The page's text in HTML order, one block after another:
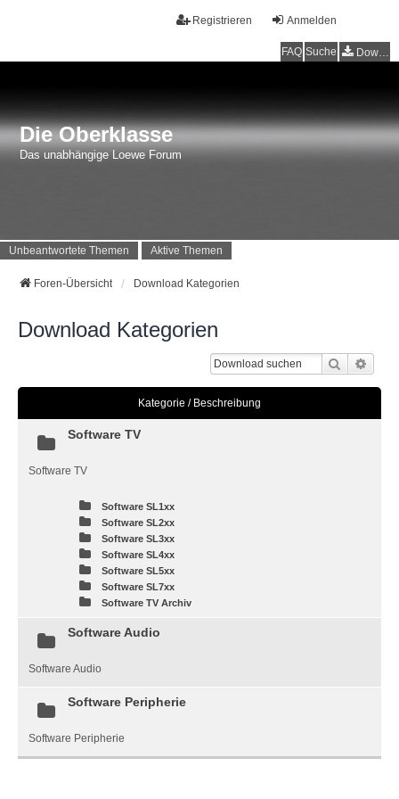
Anmelden
Registrieren
FAQ Suche Downloads
Die Oberklasse
Das unabhängige Loewe Forum
Unbeantwortete Themen Aktive Themen
Foren-Übersicht Download Kategorien
Download Kategorien
Suche
Kategorie / Beschreibung
Software TV
Software TV
Software SL1xx
Software SL2xx
Software SL3xx
Software SL4xx
Software SL5xx
Software SL7xx
Software TV Archiv
Software Audio
Software Audio
Software Peripherie
Software Peripherie